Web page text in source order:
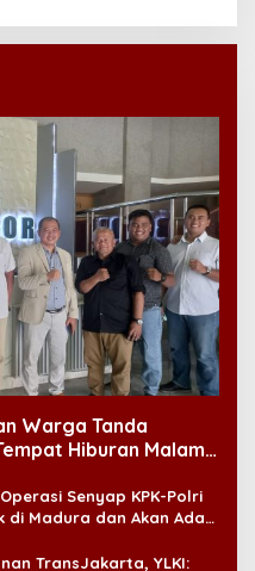
Warga Tanda
Hiburan Malam
Senyap KPK-Polri
di Madura dan Akan Ada
TransJakarta, YLKI: